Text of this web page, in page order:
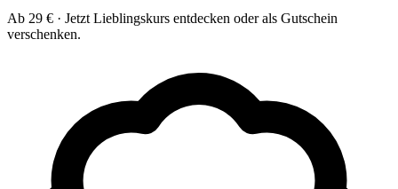
Ab 29 € · Jetzt Lieblingskurs entdecken oder als Gutschein
verschenken.